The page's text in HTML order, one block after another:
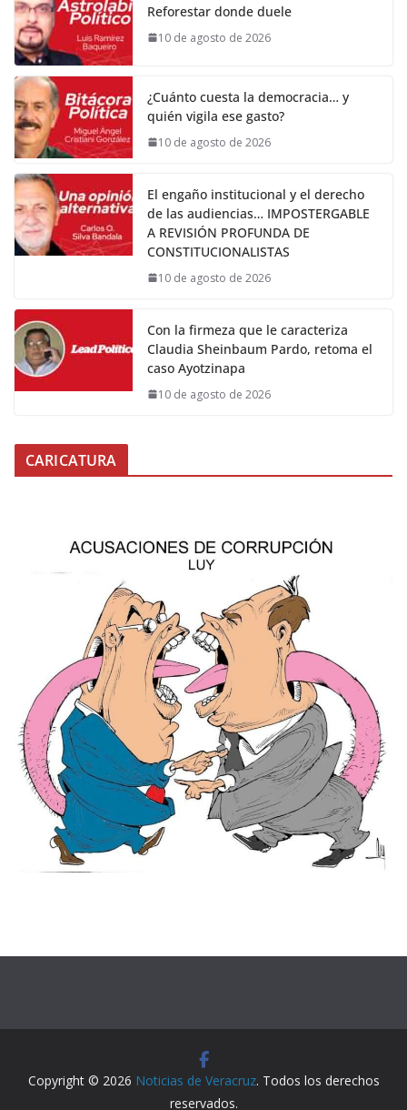
Reforestar donde duele
10 de agosto de 2026
¿Cuánto cuesta la democracia… y
quién vigila ese gasto?
10 de agosto de 2026
El engaño institucional y el derecho
de las audiencias… IMPOSTERGABLE
A REVISIÓN PROFUNDA DE
CONSTITUCIONALISTAS
10 de agosto de 2026
Con la firmeza que le caracteriza
Claudia Sheinbaum Pardo, retoma el
caso Ayotzinapa
10 de agosto de 2026
CARICATURA
Copyright © 2026 Noticias de Veracruz. Todos los derechos
reservados.